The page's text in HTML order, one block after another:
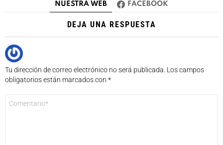
NUESTRA WEB FACEBOOK
DEJA UNA RESPUESTA
Tu dirección de correo electrónico no será publicada. Los campos
obligatorios están marcados con *